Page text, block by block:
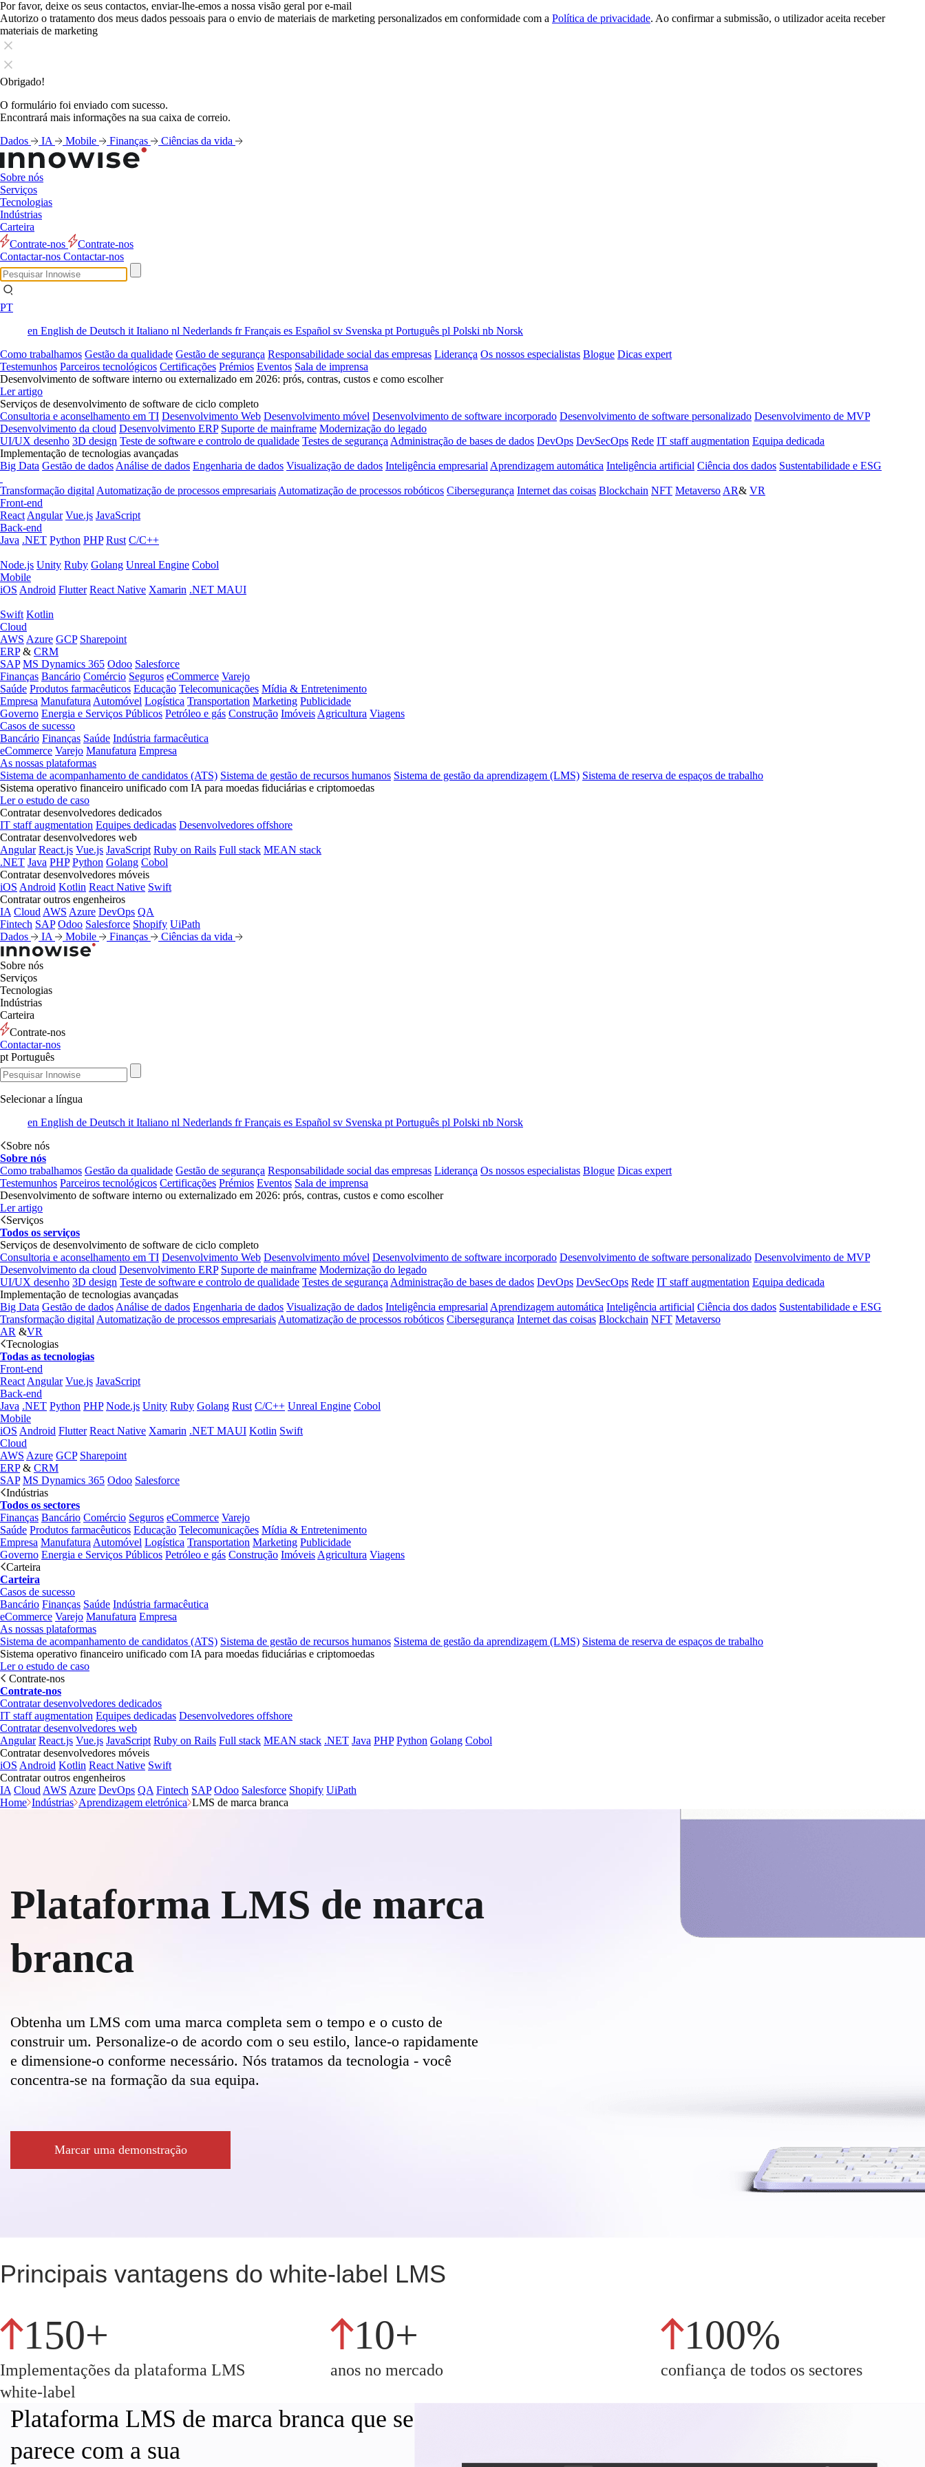
Por favor, deixe os seus contactos, enviar-lhe-emos a nossa visão geral por e-mail
Autorizo o tratamento dos meus dados pessoais para o envio de materiais de marketing personalizados em conformidade com a Política de privacidade. Ao confirmar a submissão, o utilizador aceita receber
materiais de marketing
Obrigado!
O formulário foi enviado com sucesso.
Encontrará mais informações na sua caixa de correio.
Dados
IA Mobile Finanças Ciências da vida
Sobre nós
Serviços
Tecnologias
Indústrias
Carteira
Contrate-nos
Contrate-nos
Contactar-nos Contactar-nos
PT
en English de Deutsch it Italiano nl Nederlands frFrançais es Español sv Svenska pt Português pl Polski nb Norsk
Como trabalhamos Gestão da qualidade Gestão de segurança Responsabilidade social das empresas Liderança Os nossos especialistas Blogue Dicas expert
Testemunhos Parceiros tecnológicos Certificações Prémios Eventos Sala de imprensa
Desenvolvimento de software interno ou externalizado em 2026: prós, contras, custos e como escolher
Ler artigo
Serviços de desenvolvimento de software de ciclo completo
Consultoria e aconselhamento em TI Desenvolvimento Web Desenvolvimento móvel Desenvolvimento de software incorporado Desenvolvimento de software personalizado Desenvolvimento de MVP
Desenvolvimento da cloud Desenvolvimento ERP Suporte de mainframe Modernização do legado
UI/UX desenho 3D design Teste de software e controlo de qualidade Testes de segurança Administração de bases de dados DevOps DevSecOps Rede IT staff augmentation Equipa dedicada
Implementação de tecnologias avançadas
Big Data Gestão de dados Análise de dados Engenharia de dados Visualização de dados Inteligência empresarial Aprendizagem automática Inteligência artificial Ciência dos dados Sustentabilidade e ESG
Transformação digital Automatização de processos empresariais Automatização de processos robóticos Cibersegurança Internet das coisas Blockchain NFT Metaverso AR& VR
Front-end
React Angular Vue.js JavaScript
Back-end
Java .NET Python PHP Rust C/C++
Node.js Unity Ruby Golang Unreal Engine Cobol
Mobile
iOS Android Flutter React Native Xamarin .NET MAUI
Swift Kotlin
Cloud
AWS Azure GCP Sharepoint
ERP& CRM
SAP MS Dynamics 365 Odoo Salesforce
Finanças Bancário Comércio Seguros eCommerce Varejo
Saúde Produtos farmacêuticos Educação Telecomunicações Mídia & Entretenimento
Empresa Manufatura Automóvel Logística Transportation Marketing Publicidade
Governo Energia e Serviços Públicos Petróleo e gás Construção Imóveis Agricultura Viagens
Casos de sucesso
Bancário Finanças Saúde Indústria farmacêutica
eCommerce Varejo Manufatura Empresa
As nossas plataformas
Sistema de acompanhamento de candidatos (ATS) Sistema de gestão de recursos humanos Sistema de gestão da aprendizagem (LMS) Sistema de reserva de espaços de trabalho
Sistema operativo financeiro unificado com IA para moedas fiduciárias e criptomoedas
Ler o estudo de caso
Contratar desenvolvedores dedicados
IT staff augmentation Equipes dedicadas Desenvolvedores offshore
Contratar desenvolvedores web
Angular React.js Vue.js JavaScript Ruby on Rails Full stack MEAN stack
.NET Java PHP Python Golang Cobol
Contratar desenvolvedores móveis
iOS Android Kotlin React Native Swift
Contratar outros engenheiros
IA Cloud AWS Azure DevOps QA
Fintech SAP Odoo Salesforce Shopify UiPath
Dados
IA Mobile Finanças Ciências da vida
Sobre nós
Serviços
Tecnologias
Indústrias
Carteira
Contrate-nos
Contactar-nos
pt Português
Selecionar a língua
en English de Deutsch it Italiano nl Nederlands frFrançais es Español sv Svenska pt Português pl Polski nb Norsk
Sobre nós
Sobre nós
Como trabalhamos Gestão da qualidade Gestão de segurança Responsabilidade social das empresas Liderança Os nossos especialistas Blogue Dicas expert
Testemunhos Parceiros tecnológicos Certificações Prémios Eventos Sala de imprensa
Desenvolvimento de software interno ou externalizado em 2026: prós, contras, custos e como escolher
Ler artigo
Serviços
Todos os serviços
Serviços de desenvolvimento de software de ciclo completo
Consultoria e aconselhamento em TI Desenvolvimento Web Desenvolvimento móvel Desenvolvimento de software incorporado Desenvolvimento de software personalizado Desenvolvimento de MVP
Desenvolvimento da cloud Desenvolvimento ERP Suporte de mainframe Modernização do legado
UI/UX desenho 3D design Teste de software e controlo de qualidade Testes de segurança Administração de bases de dados DevOps DevSecOps Rede IT staff augmentation Equipa dedicada
Implementação de tecnologias avançadas
Big Data Gestão de dados Análise de dados Engenharia de dados Visualização de dados Inteligência empresarial Aprendizagem automática Inteligência artificial Ciência dos dados Sustentabilidade e ESG
Transformação digital Automatização de processos empresariais Automatização de processos robóticos Cibersegurança Internet das coisas Blockchain NFT Metaverso
AR &VR
Tecnologias
Todas as tecnologias
Front-end
React Angular Vue.js JavaScript
Back-end
Java .NET Python PHP Node.js Unity Ruby Golang Rust C/C++ Unreal Engine Cobol
Mobile
iOS Android Flutter React Native Xamarin .NET MAUI Kotlin Swift
Cloud
AWS Azure GCP Sharepoint
ERP& CRM
SAP MS Dynamics 365 Odoo Salesforce
Indústrias
Todos os sectores
Finanças Bancário Comércio Seguros eCommerce Varejo
Saúde Produtos farmacêuticos Educação Telecomunicações Mídia & Entretenimento
Empresa Manufatura Automóvel Logística Transportation Marketing Publicidade
Governo Energia e Serviços Públicos Petróleo e gás Construção Imóveis Agricultura Viagens
Carteira
Carteira
Casos de sucesso
Bancário Finanças Saúde Indústria farmacêutica
eCommerce Varejo Manufatura Empresa
As nossas plataformas
Sistema de acompanhamento de candidatos (ATS) Sistema de gestão de recursos humanos Sistema de gestão da aprendizagem (LMS) Sistema de reserva de espaços de trabalho
Sistema operativo financeiro unificado com IA para moedas fiduciárias e criptomoedas
Ler o estudo de caso
Contrate-nos
Contrate-nos
Contratar desenvolvedores dedicados
IT staff augmentation Equipes dedicadas Desenvolvedores offshore
Contratar desenvolvedores web
Angular React.js Vue.js JavaScript Ruby on Rails Full stack MEAN stack .NET Java PHP Python Golang Cobol
Contratar desenvolvedores móveis
iOS Android Kotlin React Native Swift
Contratar outros engenheiros
IA Cloud AWS Azure DevOps QA Fintech SAP Odoo Salesforce Shopify UiPath
Home Indústrias Aprendizagem eletrónica LMS de marca branca
Plataforma LMS de marca
branca
Obtenha um LMS com uma marca completa sem o tempo e o custo de
construir um. Personalize-o de acordo com o seu estilo, lance-o rapidamente
e dimensione-o conforme necessário. Nós tratamos da tecnologia - você
concentra-se na formação da sua equipa.
Marcar uma demonstração
Principais vantagens do white-label LMS
150+
Implementações da plataforma LMS
white-label
10+
anos no mercado
100%
confiança de todos os sectores
Plataforma LMS de marca branca que se
parece com a sua